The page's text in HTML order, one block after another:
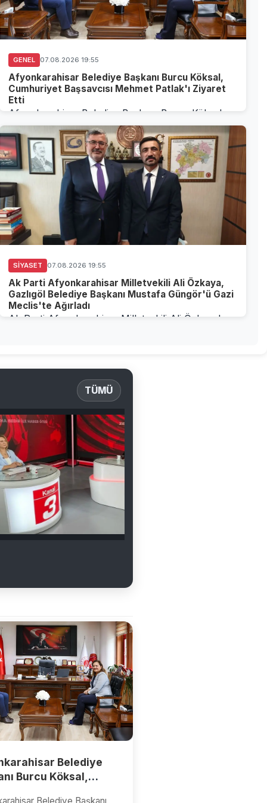
GENEL 07.08.2026 19:55
Afyonkarahisar Belediye Başkanı Burcu Köksal,
Cumhuriyet Başsavcısı Mehmet Patlak'ı Ziyaret
Etti
Afyonkarahisar Belediye Başkanı Burcu Köksal,
Cumhuriyet Başsavcısı Mehmet Patlak'ı Ziyaret
EttiAfyo...
SIYASET 07.08.2026 19:55
Ak Parti Afyonkarahisar Milletvekili Ali Özkaya,
Gazlıgöl Belediye Başkanı Mustafa Güngör'ü Gazi
Meclis'te Ağırladı
Ak Parti Afyonkarahisar Milletvekili Ali Özkaya'nın
TÜMÜ
Belediye
Burcu Köksal,